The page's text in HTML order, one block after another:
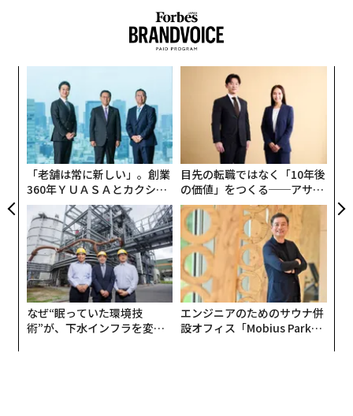
「老舗は常に新しい」。創業
360年ＹＵＡＳＡとカクシン
CEO田尻望が語る、AIを超え
る人の価値
目先の転職ではなく「10年後
の価値」をつくる──アサイ
ンの長期伴走型支援とは
なぜ“眠っていた環境技
術”が、下水インフラを変え
エンジニアのためのサウナ併
設オフィス「Mobius Park」